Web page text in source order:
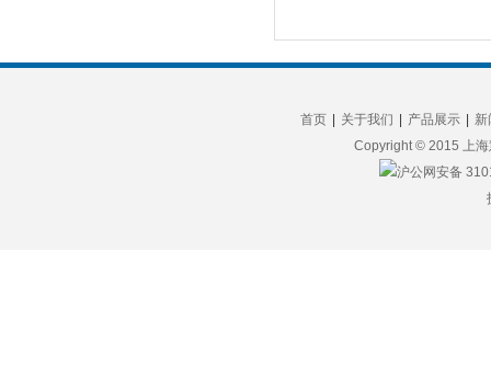
首页 关于我们 产品展示
新
Copyright © 2015 上
沪公网安备